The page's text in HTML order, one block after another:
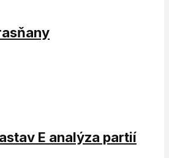
E analýza partií